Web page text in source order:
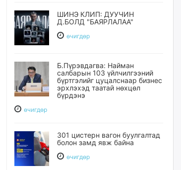
ШИНЭ КЛИП: ДУУЧИН
Д.БОЛД "БАЯРЛАЛАА"
өчигдѳр
Б.Пүрэвдагва: Найман
салбарын 103 үйлчилгээний
бүртгэлийг цуцалснаар бизнес
эрхлэхэд таатай нөхцөл
бүрдэнэ
өчигдѳр
301 цистерн вагон буулгалтад
болон замд явж байна
өчигдѳр